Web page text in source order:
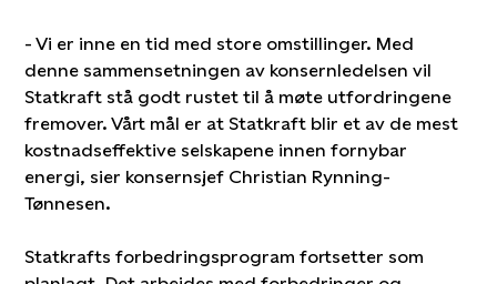
- Vi er inne en tid med store omstillinger. Med
denne sammensetningen av konsernledelsen vil
Statkraft stå godt rustet til å møte utfordringene
fremover. Vårt mål er at Statkraft blir et av de mest
kostnadseffektive selskapene innen fornybar
energi, sier konsernsjef Christian Rynning-
Tønnesen.
Statkrafts forbedringsprogram fortsetter som